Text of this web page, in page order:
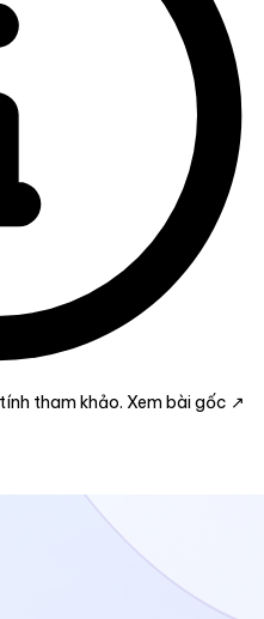
tham khảo. Xem bài gốc ↗